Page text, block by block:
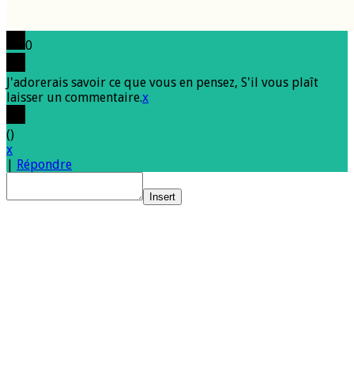
0
J'adorerais savoir ce que vous en pensez, S'il vous plaît
laisser un commentaire.x
()
x
| Répondre
Insert